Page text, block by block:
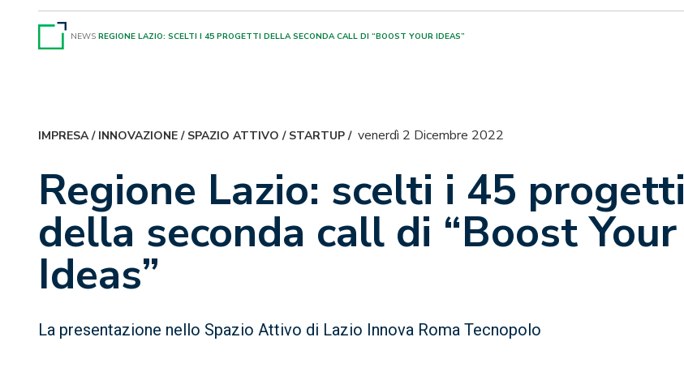
NEWS REGIONE LAZIO: SCELTI I 45 PROGETTI DELLA SECONDA CALL DI “BOOST YOUR IDEAS”
IMPRESA/ INNOVAZIONE/ SPAZIO ATTIVO / STARTUP/ venerdì 2 Dicembre 2022
Regione Lazio: scelti i 45 progetti
della seconda call di “Boost Your
Ideas”
La presentazione nello Spazio Attivo di Lazio Innova Roma Tecnopolo